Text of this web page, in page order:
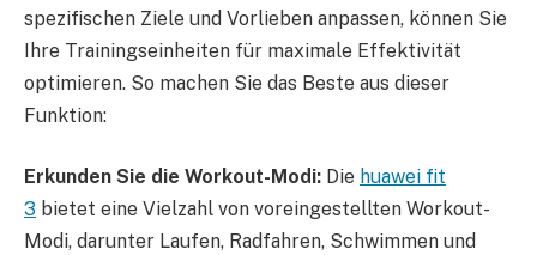
spezifischen Ziele und Vorlieben anpassen, können Sie
Ihre Trainingseinheiten für maximale Effektivität
optimieren. So machen Sie das Beste aus dieser
Funktion:
Erkunden Sie die Workout-Modi: Die huawei fit
3 bietet eine Vielzahl von voreingestellten Workout-
Modi, darunter Laufen, Radfahren, Schwimmen und